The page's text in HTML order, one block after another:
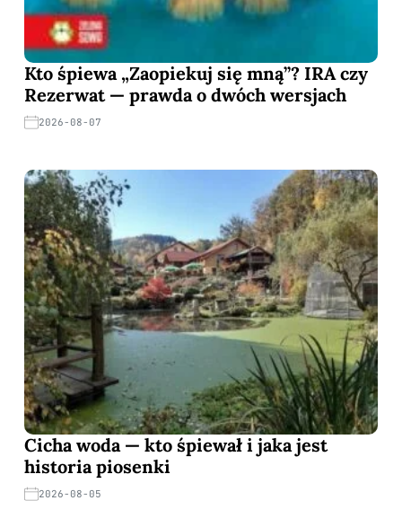
Kto śpiewa „Zaopiekuj się mną”? IRA czy
Rezerwat — prawda o dwóch wersjach
2026-08-07
Cicha woda — kto śpiewał i jaka jest
historia piosenki
2026-08-05